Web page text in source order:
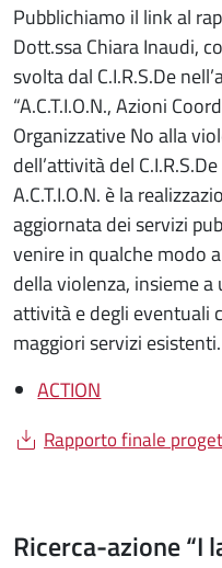
Pubblichiamo il link al
Dott.ssa Chiara Inaudi,
svolta dal C.I.R.S.De
“A.C.T.I.O.N., Azioni
Organizzative No alla
dell’attività del
A.C.T.I.O.N. è la
aggiornata dei servizi
venire in qualche modo
della violenza, insieme
attività e degli eventuali
maggiori servizi esistenti.
ACTION
Document
Rapporto finale
Ricerca-azione “I